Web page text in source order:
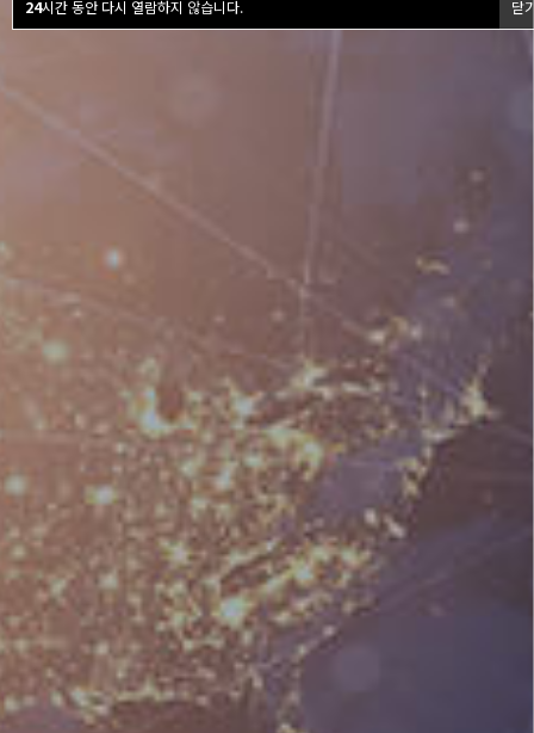
24시간 동안 다시 열람하지 않습니다. 닫